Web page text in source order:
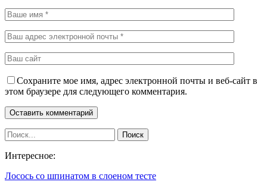
Сохраните мое имя, адрес электронной почты и веб-сайт в
этом браузере для следующего комментария.
Интересное:
Лосось со шпинатом в слоеном тесте